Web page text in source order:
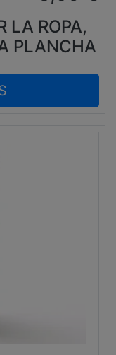
LA ROPA,
PLANCHA